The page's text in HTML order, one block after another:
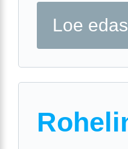
Loe